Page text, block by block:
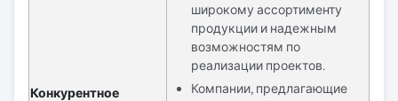
Конкурентное
широкому ассортименту
продукции и надежным
возможностям по
реализации проектов.
Компании, предлагающие